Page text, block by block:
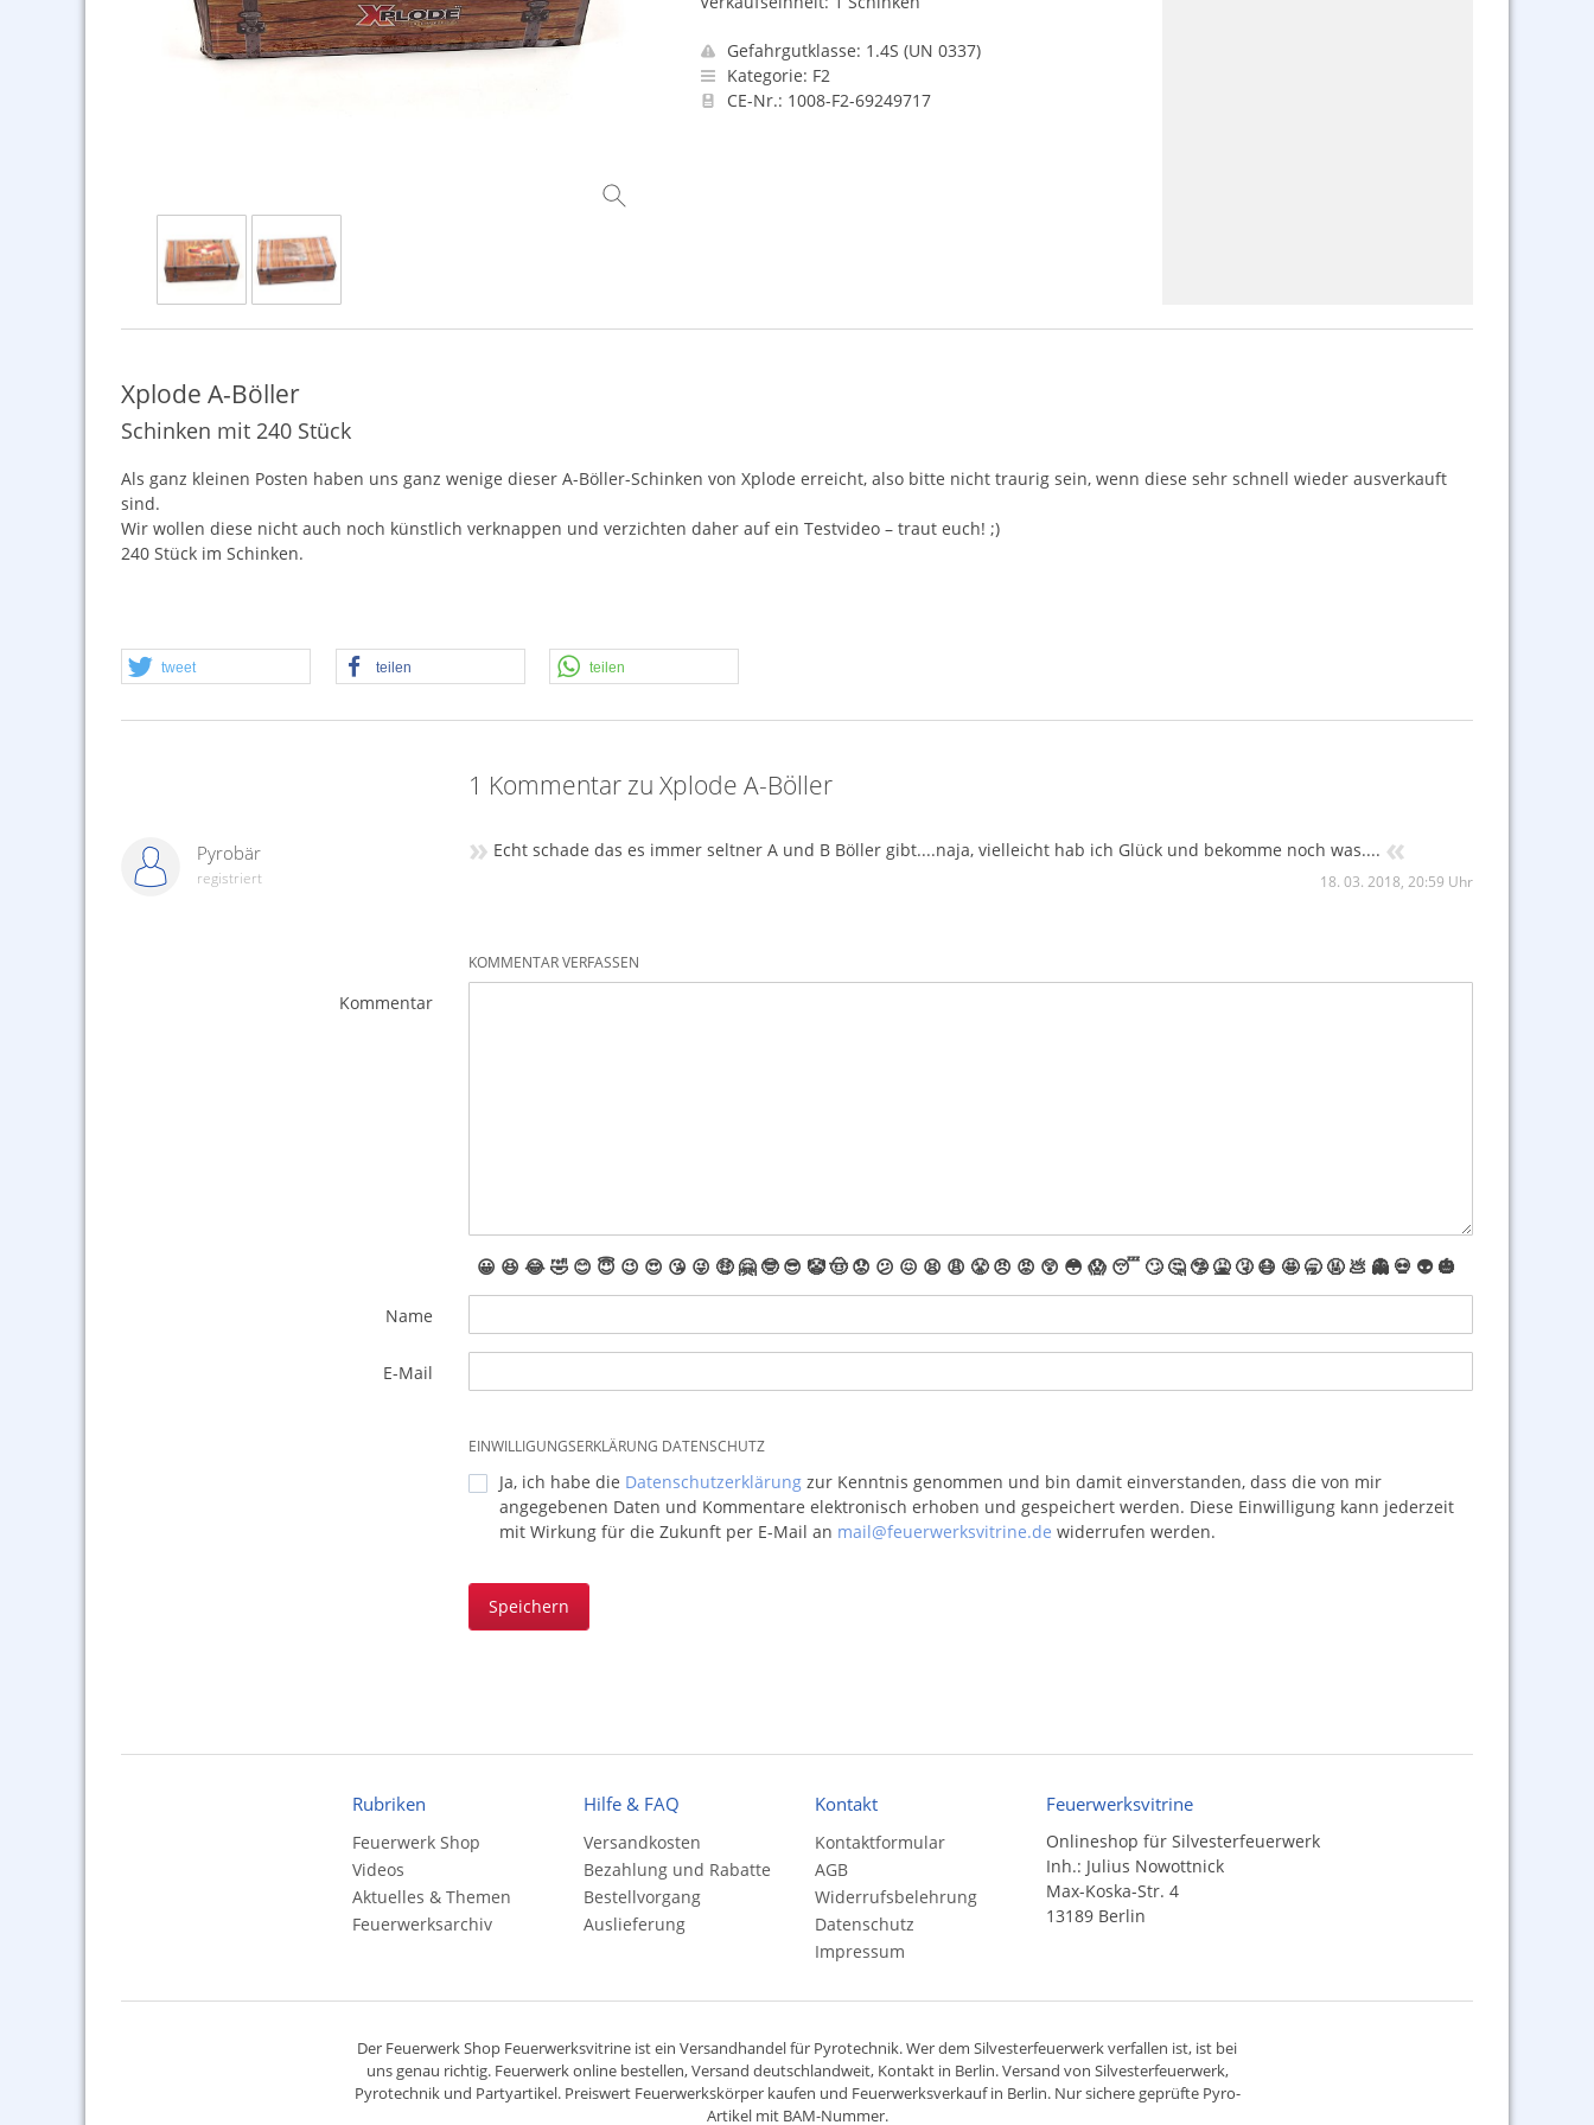
Gefahrgutklasse: 1.4S (UN 0337)
Kategorie: F2
CE-Nr.: 1008-F2-69249717
Xplode A-Böller
Schinken mit 240 Stück
Als ganz kleinen Posten haben uns ganz wenige dieser A-Böller-Schinken von Xplode erreicht, also bitte nicht traurig sein, wenn diese sehr schnell wieder ausverkauft
sind.
Wir wollen diese nicht auch noch künstlich verknappen und verzichten daher auf ein Testvideo – traut euch! ;)
240 Stück im Schinken.
tweet teilen teilen
1 Kommentar zu Xplode A-Böller
Pyrobär
registriert
» Echt schade das es immer seltner A und B Böller gibt....naja, vielleicht hab ich Glück und bekomme noch was.... «
18. 03. 2018, 20:59 Uhr
KOMMENTAR VERFASSEN
Kommentar
😀 😆 😂🤣 😊 😇 😉 😍 😘 😜 🤑 🤗 🤓 😎 🤡🤠 😟 😕 😖 😫 😩 😤 😠 😡 😲 😳 😱 😴 🙄 🤔 🤥 🤮 🤧 😷 🤩 🥱 🤬 💩 👻 💀 👽 🎃
Name
E-Mail
EINWILLIGUNGSERKLÄRUNG DATENSCHUTZ
Ja, ich habe die Datenschutzerklärungzur Kenntnis genommen und bin damit einverstanden, dass die von mir
angegebenen Daten und Kommentare elektronisch erhoben und gespeichert werden. Diese Einwilligung kann jederzeit
mit Wirkung für die Zukunft per E-Mail an mail@feuerwerksvitrine.de widerrufen werden.
Speichern
Rubriken
Feuerwerk Shop
Videos
Aktuelles & Themen
Feuerwerksarchiv
Hilfe & FAQ
Versandkosten
Bezahlung und Rabatte
Bestellvorgang
Auslieferung
Kontakt
Kontaktformular
AGB
Widerrufsbelehrung
Datenschutz
Impressum
Feuerwerksvitrine
Onlineshop für Silvesterfeuerwerk
Inh.: Julius Nowottnick
Max-Koska-Str. 4
13189 Berlin
Der Feuerwerk Shop Feuerwerksvitrine ist ein Versandhandelfür Pyrotechnik. Wer dem Silvesterfeuerwerk verfallen ist, ist bei
uns genau richtig. Feuerwerk online bestellen,Versand deutschlandweit, Kontakt in Berlin. Versand von Silvesterfeuerwerk,
Pyrotechnikund Partyartikel. Preiswert Feuerwerkskörperkaufen und Feuerwerksverkauf in Berlin. Nur sichere geprüfte Pyro-
Artikel mit BAM-Nummer.